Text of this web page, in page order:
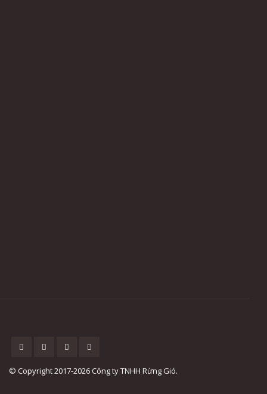
© Copyright 2017-2026 Công ty TNHH Rừng Gió.